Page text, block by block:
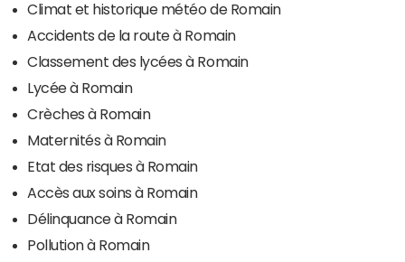
Climat et historique météo de Romain
Accidents de la route à Romain
Classement des lycées à Romain
Lycée à Romain
Crèches à Romain
Maternités à Romain
Etat des risques à Romain
Accès aux soins à Romain
Délinquance à Romain
Pollution à Romain